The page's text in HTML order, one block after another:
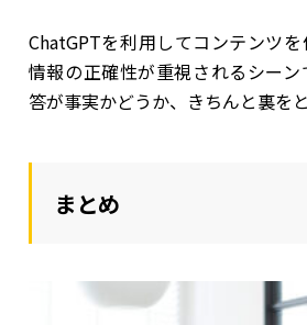
ChatGPTを利用してコンテンツを
情報の正確性が重視されるシー
答が事実かどうか、きちんと裏を
まとめ